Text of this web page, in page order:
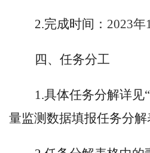
2.完成时间： 2023年
四、任务分工
1.具体任务分解详见
量监测数据填报任务分解